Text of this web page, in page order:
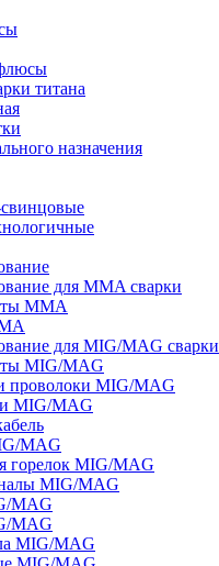
титана
назначения
для MMA сварки
MMA
для MIG/MAG сварки
MIG/MAG
проволоки MIG/MAG
MIG/MAG
MAG
горелок MIG/MAG
MIG/MAG
MAG
MAG
MIG/MAG